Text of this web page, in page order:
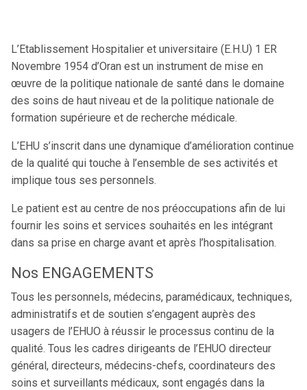
L’Etablissement Hospitalier et universitaire (E.H.U) 1 ER
Novembre 1954 d’Oran est un instrument de mise en
œuvre de la politique nationale de santé dans le domaine
des soins de haut niveau et de la politique nationale de
formation supérieure et de recherche médicale.
L’EHU s’inscrit dans une dynamique d’amélioration continue
de la qualité qui touche à l’ensemble de ses activités et
implique tous ses personnels.
Le patient est au centre de nos préoccupations afin de lui
fournir les soins et services souhaités en les intégrant
dans sa prise en charge avant et après l’hospitalisation.
Nos ENGAGEMENTS
Tous les personnels, médecins, paramédicaux, techniques,
administratifs et de soutien s’engagent auprès des
usagers de l’EHUO à réussir le processus continu de la
qualité. Tous les cadres dirigeants de l’EHUO directeur
général, directeurs, médecins-chefs, coordinateurs des
soins et surveillants médicaux, sont engagés dans la